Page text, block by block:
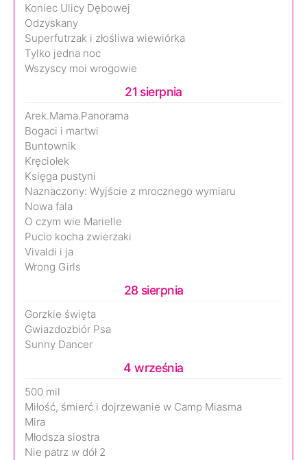
Koniec Ulicy Dębowej
Odzyskany
Superfutrzak i złośliwa wiewiórka
Tylko jedna noc
Wszyscy moi wrogowie
21 sierpnia
Arek.Mama.Panorama
Bogaci i martwi
Buntownik
Kręciołek
Księga pustyni
Naznaczony: Wyjście z mrocznego wymiaru
Nowa fala
O czym wie Marielle
Pucio kocha zwierzaki
Vivaldi i ja
Wrong Girls
28 sierpnia
Gorzkie święta
Gwiazdozbiór Psa
Sunny Dancer
4 września
500 mil
Miłość, śmierć i dojrzewanie w Camp Miasma
Mira
Młodsza siostra
Nie patrz w dół 2